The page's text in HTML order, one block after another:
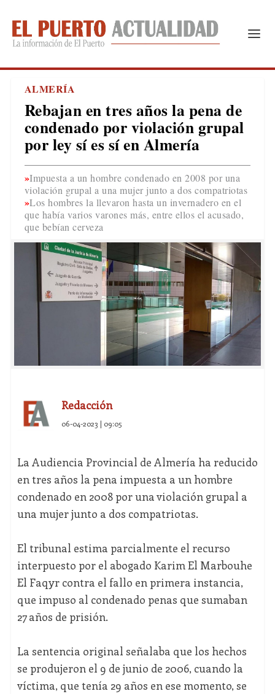
ALMERÍA
Rebajan en tres años la pena de
condenado por violación grupal
por ley sí es sí en Almería
Impuesta a un hombre condenado en 2008 por una
violación grupal a una mujer junto a dos compatriotas
Los hombres la llevaron hasta un invernadero en el
que había varios varones más, entre ellos el acusado,
que bebían cerveza
Redacción
06-04-2023 | 09:05
La Audiencia Provincial de Almería ha reducido
en tres años la pena impuesta a un hombre
condenado en 2008 por una violación grupal a
una mujer junto a dos compatriotas.
El tribunal estima parcialmente el recurso
interpuesto por el abogado Karim El Marbouhe
El Faqyr contra el fallo en primera instancia,
que impuso al condenado penas que sumaban
27 años de prisión.
La sentencia original señalaba que los hechos
se produjeron el 9 de junio de 2006, cuando la
víctima, que tenía 29 años en ese momento, se